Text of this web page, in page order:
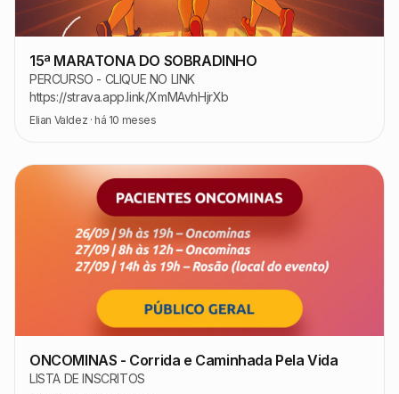
15ª MARATONA DO SOBRADINHO
PERCURSO - CLIQUE NO LINK
https://strava.app.link/XmMAvhHjrXb
Elian Valdez · há 10 meses
ONCOMINAS - Corrida e Caminhada Pela Vida
LISTA DE INSCRITOS